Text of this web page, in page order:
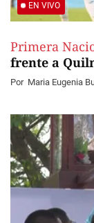
EN VIVO
Primera
frente a
Por Maria Eugenia